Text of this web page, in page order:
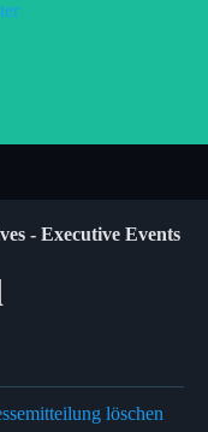
- Executive Events
löschen